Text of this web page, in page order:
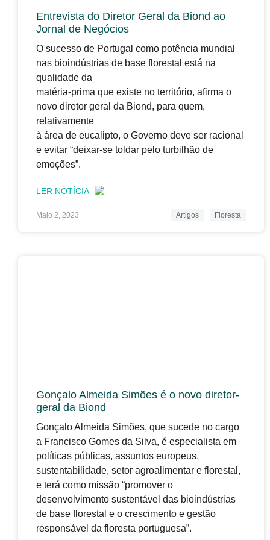
Entrevista do Diretor Geral da Biond ao
Jornal de Negócios
O sucesso de Portugal como potência mundial
nas bioindústrias de base florestal está na
qualidade da
matéria-prima que existe no território, afirma o
novo diretor geral da Biond, para quem,
relativamente
à área de eucalipto, o Governo deve ser racional
e evitar “deixar-se toldar pelo turbilhão de
emoções”.
LER NOTÍCIA
Maio 2, 2023 Artigos Floresta
Gonçalo Almeida Simões é o novo diretor-
geral da Biond
Gonçalo Almeida Simões, que sucede no cargo
a Francisco Gomes da Silva, é especialista em
políticas públicas, assuntos europeus,
sustentabilidade, setor agroalimentar e florestal,
e terá como missão “promover o
desenvolvimento sustentável das bioindústrias
de base florestal e o crescimento e gestão
responsável da floresta portuguesa”.